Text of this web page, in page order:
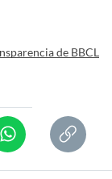
de BBCL